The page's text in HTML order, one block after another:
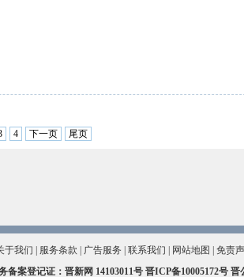
4 下一页 尾页
于我们 服务条款 广告服务 联系我们 网站地图
免责
备案登记证：晋新网 14103011号 晋ICP备10005172号 晋